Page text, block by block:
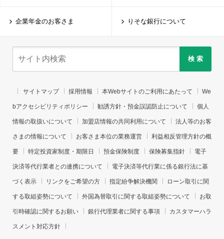
企業年金のお客さま りそな銀行について
検 索
サイトマップ 採用情報 本Webサイトのご利用にあたって We
bアクセシビリティポリシー 勧誘方針・預金誤認防止について 個人
情報の取扱いについて 加盟店情報の共同利用について 法人等のお客
さまの情報について お客さま本位の業務運営 利益相反管理方針の概
要 特定投資家制度・期限日 預金保険制度 保険募集指針 電子
決済等代行業者との連携について 電子決済等代行業に係る銀行法に基
づく表示 リンクをご希望の方 指定紛争解決機関 ローン取引に関
する取組姿勢について 外国為替取引に関する取組姿勢について お取
引時確認に関するお願い 銀行代理業者に関する事項 カスタマーハラ
スメント対応方針